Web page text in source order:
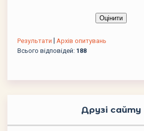
Результати
Архів опитувань
Всього відповідей: 188
Друзі сайту